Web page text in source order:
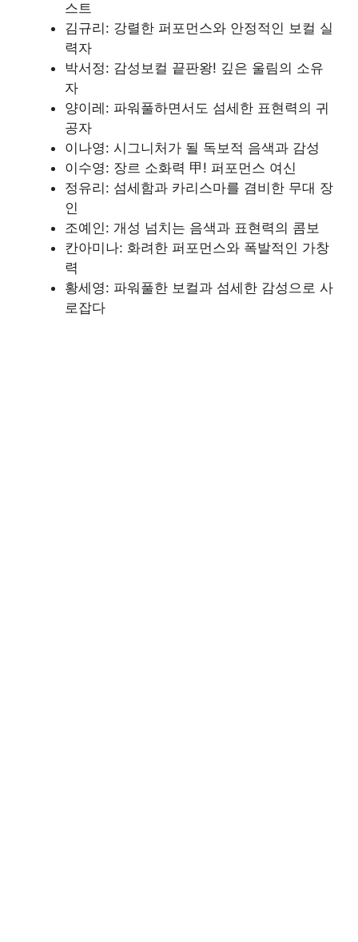
스트
김규리: 강렬한 퍼포먼스와 안정적인 보컬 실
력자
박서정: 감성보컬 끝판왕! 깊은 울림의 소유
자
양이레: 파워풀하면서도 섬세한 표현력의 귀
공자
이나영: 시그니처가 될 독보적 음색과 감성
이수영: 장르 소화력 甲! 퍼포먼스 여신
정유리: 섬세함과 카리스마를 겸비한 무대 장
인
조예인: 개성 넘치는 음색과 표현력의 콤보
칸아미나: 화려한 퍼포먼스와 폭발적인 가창
력
황세영: 파워풀한 보컬과 섬세한 감성으로 사
로잡다